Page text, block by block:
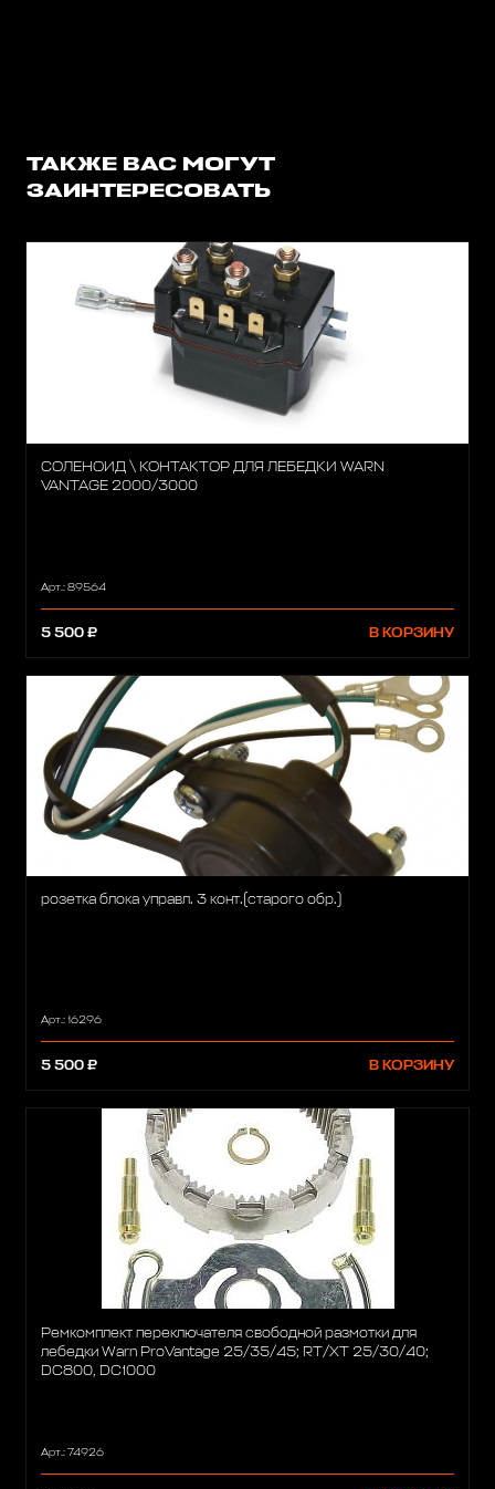
ТАКЖЕ ВАС МОГУТ
ЗАИНТЕРЕСОВАТЬ
СОЛЕНОИД \ КОНТАКТОР ДЛЯ ЛЕБЕДКИ WARN
VANTAGE 2000/3000
Арт.: 89564
5 500 ₽ В КОРЗИНУ
розетка блока управл. 3 конт.(старого обр.)
Арт.: 16296
5 500 ₽ В КОРЗИНУ
Ремкомплект переключателя свободной размотки для
лебедки Warn ProVantage 25/35/45; RT/XT 25/30/40;
DC800, DC1000
Арт.: 74926